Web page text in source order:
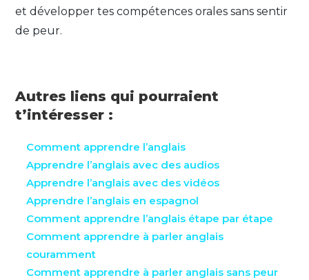
et développer tes compétences orales sans sentir
de peur.
Autres liens qui pourraient
t’intéresser :
Comment apprendre l’anglais
Apprendre l’anglais avec des audios
Apprendre l’anglais avec des vidéos
Apprendre l’anglais en espagnol
Comment apprendre l’anglais étape par étape
Comment apprendre à parler anglais
couramment
Comment apprendre à parler anglais sans peur